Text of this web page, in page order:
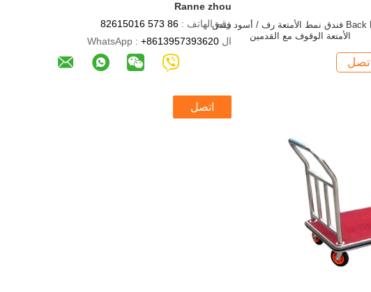
Ranne zhou
رقم الهاتف :
ال WhatsApp : +8613957393620
اتصل
Back Rest فندق نمط الأمتعة رف / أسود فندق
الأمتعة الوقوف مع القدمين
اتصل